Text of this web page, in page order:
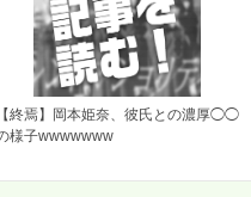
【終焉】岡本姫奈、彼氏との濃厚◯◯
様子wwwwwww